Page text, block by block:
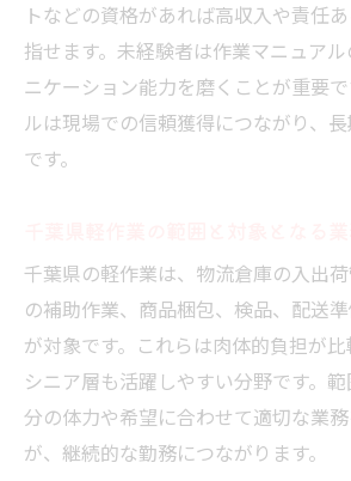
トなどの資格があれば高収入や責任
指せます。未経験者は作業マニュア
ニケーション能力を磨くことが重要
ルは現場での信頼獲得につながり、
です。
千葉県の軽作業は、物流倉庫の入出
の補助作業、商品梱包、検品、配送
が対象です。これらは肉体的負担が
シニア層も活躍しやすい分野です。
分の体力や希望に合わせて適切な業
が、継続的な勤務につながります。